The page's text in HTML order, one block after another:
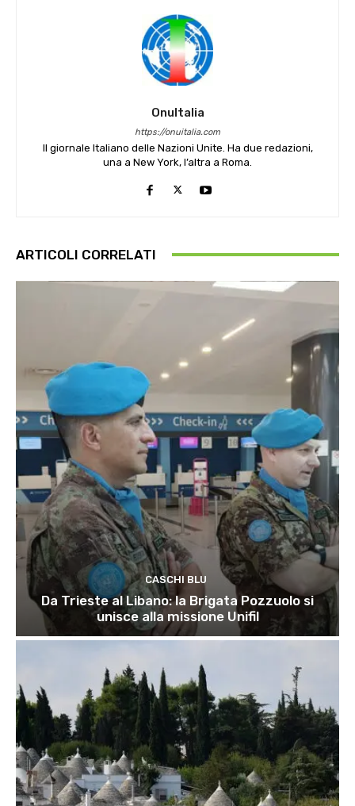
OnuItalia
https://onuitalia.com
Il giornale Italiano delle Nazioni Unite. Ha due redazioni,
una a New York, l’altra a Roma.
ARTICOLI CORRELATI
CASCHI BLU
Da Trieste al Libano: la Brigata Pozzuolo si
unisce alla missione Unifil